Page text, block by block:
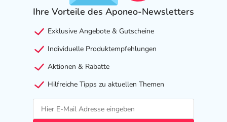
Ihre Vorteile des Aponeo-Newsletters
Exklusive Angebote & Gutscheine
Individuelle Produktempfehlungen
Aktionen & Rabatte
Hilfreiche Tipps zu aktuellen Themen